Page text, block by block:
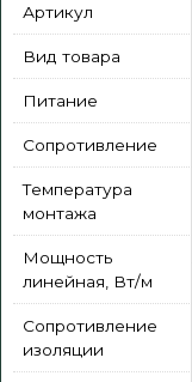
Артикул
Вид товара
Питание
Сопротивление
Температура
монтажа
Мощность
линейная, Вт/м
Сопротивление
изоляции